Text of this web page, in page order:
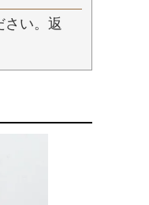
さい。返